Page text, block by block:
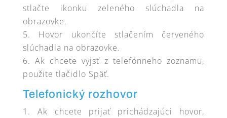
stlačte ikonku zeleného slúchadla na
obrazovke.
Hovor ukončíte stlačením červeného
slúchadla na obrazovke.
Ak chcete vyjsť z telefónneho zoznamu,
použite tlačidlo Späť.
Telefonický rozhovor
Ak chcete prijať prichádzajúci hovor,